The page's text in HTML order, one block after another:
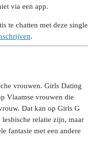
via een app.
te chatten met deze single
.
vrouwen. Girls Dating
Vlaamse vrouwen die
Dat kan op Girls G
relatie zijn, maar
fantasie met een andere